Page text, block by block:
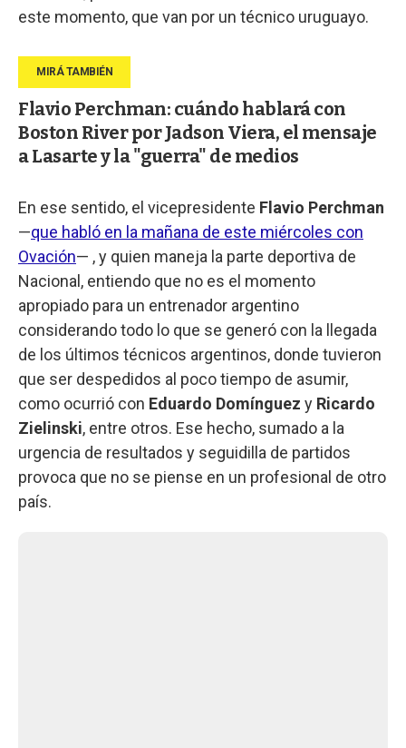
este momento, que van por un técnico uruguayo.
Flavio Perchman: cuándo hablará con
Boston River por Jadson Viera, el mensaje
a Lasarte y la "guerra" de medios
En ese sentido, el vicepresidente Flavio Perchman
—que habló en la mañana de este miércoles con
Ovación— , y quien maneja la parte deportiva de
Nacional, entiendo que no es el momento
apropiado para un entrenador argentino
considerando todo lo que se generó con la llegada
de los últimos técnicos argentinos, donde tuvieron
que ser despedidos al poco tiempo de asumir,
como ocurrió con Eduardo Domínguez y Ricardo
Zielinski, entre otros. Ese hecho, sumado a la
urgencia de resultados y seguidilla de partidos
provoca que no se piense en un profesional de otro
país.